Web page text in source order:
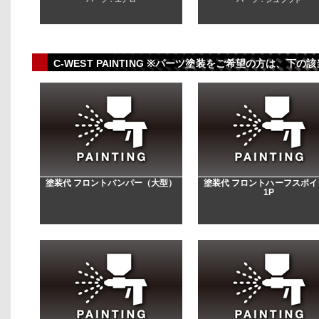
C-WEST PAINTING ※パーツ塗装をご希望の方は、下の
塗装代 フロントバンパー（大型）
塗装代 フロントハーフスポ
1P